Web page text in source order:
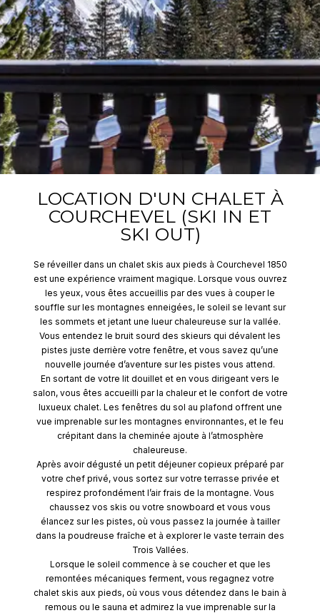
LOCATION D'UN CHALET À
COURCHEVEL (SKI IN ET
SKI OUT)
Se réveiller dans un chalet skis aux pieds à Courchevel 1850
est une expérience vraiment magique. Lorsque vous ouvrez
les yeux, vous êtes accueillis par des vues à couper le
souffle sur les montagnes enneigées, le soleil se levant sur
les sommets et jetant une lueur chaleureuse sur la vallée.
Vous entendez le bruit sourd des skieurs qui dévalent les
pistes juste derrière votre fenêtre, et vous savez qu’une
nouvelle journée d’aventure sur les pistes vous attend.
En sortant de votre lit douillet et en vous dirigeant vers le
salon, vous êtes accueilli par la chaleur et le confort de votre
luxueux chalet. Les fenêtres du sol au plafond offrent une
vue imprenable sur les montagnes environnantes, et le feu
crépitant dans la cheminée ajoute à l’atmosphère
chaleureuse.
Après avoir dégusté un petit déjeuner copieux préparé par
votre chef privé, vous sortez sur votre terrasse privée et
respirez profondément l’air frais de la montagne. Vous
chaussez vos skis ou votre snowboard et vous vous
élancez sur les pistes, où vous passez la journée à tailler
dans la poudreuse fraîche et à explorer le vaste terrain des
Trois Vallées.
Lorsque le soleil commence à se coucher et que les
remontées mécaniques ferment, vous regagnez votre
chalet skis aux pieds, où vous vous détendez dans le bain à
remous ou le sauna et admirez la vue imprenable sur la